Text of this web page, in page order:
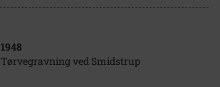
1948
Tørvegravning ved Smidstrup